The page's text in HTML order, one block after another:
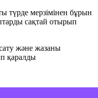
түрде мерзімінен бұрын
сақтай отырып
және жазаны
қаралды